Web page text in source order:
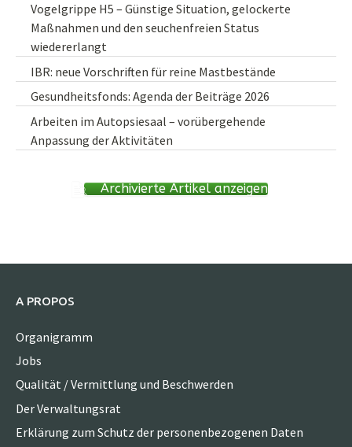
Vogelgrippe H5 – Günstige Situation, gelockerte
Maßnahmen und den seuchenfreien Status
wiedererlangt
IBR: neue Vorschriften für reine Mastbestände
Gesundheitsfonds: Agenda der Beiträge 2026
Arbeiten im Autopsiesaal – vorübergehende
Anpassung der Aktivitäten
Archivierte Artikel anzeigen
A PROPOS
Organigramm
Jobs
Qualität / Vermittlung und Beschwerden
Der Verwaltungsrat
Erklärung zum Schutz der personenbezogenen Daten